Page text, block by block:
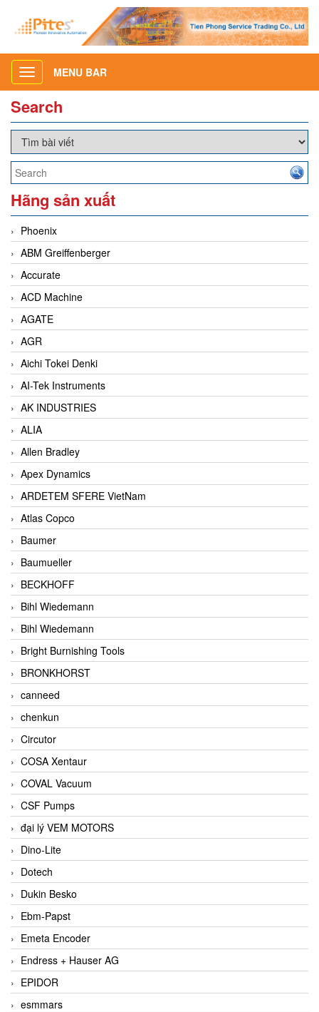
Toggle
navigation
MENU BAR
Search
Hãng sản xuất
Phoenix
ABM Greiffenberger
Accurate
ACD Machine
AGATE
AGR
Aichi Tokei Denki
AI-Tek Instruments
AK INDUSTRIES
ALIA
Allen Bradley
Apex Dynamics
ARDETEM SFERE VietNam
Atlas Copco
Baumer
Baumueller
BECKHOFF
Bihl Wiedemann
Bihl Wiedemann
Bright Burnishing Tools
BRONKHORST
canneed
chenkun
Circutor
COSA Xentaur
COVAL Vacuum
CSF Pumps
đại lý VEM MOTORS
Dino-Lite
Dotech
Dukin Besko
Ebm-Papst
Emeta Encoder
Endress + Hauser AG
EPIDOR
esmmars